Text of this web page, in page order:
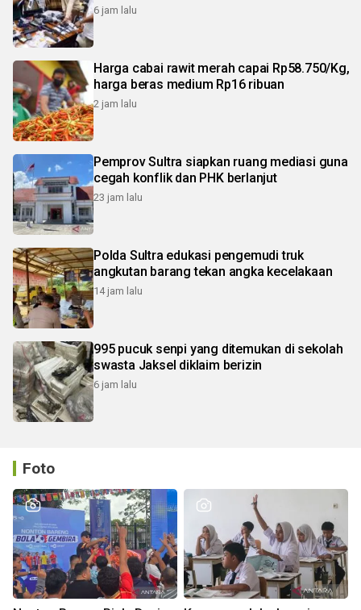
6 jam lalu
Harga cabai rawit merah capai Rp58.750/Kg,
harga beras medium Rp16 ribuan
2 jam lalu
Pemprov Sultra siapkan ruang mediasi guna
cegah konflik dan PHK berlanjut
23 jam lalu
Polda Sultra edukasi pengemudi truk
angkutan barang tekan angka kecelakaan
14 jam lalu
995 pucuk senpi yang ditemukan di sekolah
swasta Jaksel diklaim berizin
6 jam lalu
Foto